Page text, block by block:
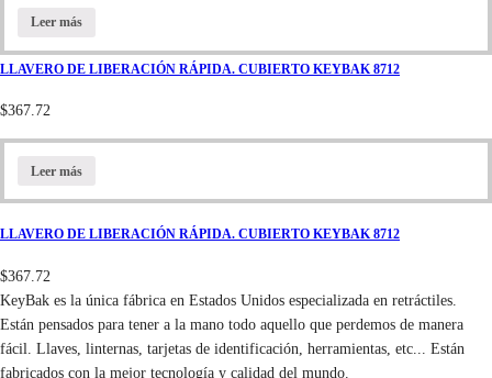
Leer más
LLAVERO DE LIBERACIÓN RÁPIDA. CUBIERTO KEYBAK 8712
$367.72
Leer más
LLAVERO DE LIBERACIÓN RÁPIDA. CUBIERTO KEYBAK 8712
$367.72
KeyBak es la única fábrica en Estados Unidos especializada en retráctiles.
Están pensados para tener a la mano todo aquello que perdemos de manera
fácil. Llaves, linternas, tarjetas de identificación, herramientas, etc... Están
fabricados con la mejor tecnología y calidad del mundo.